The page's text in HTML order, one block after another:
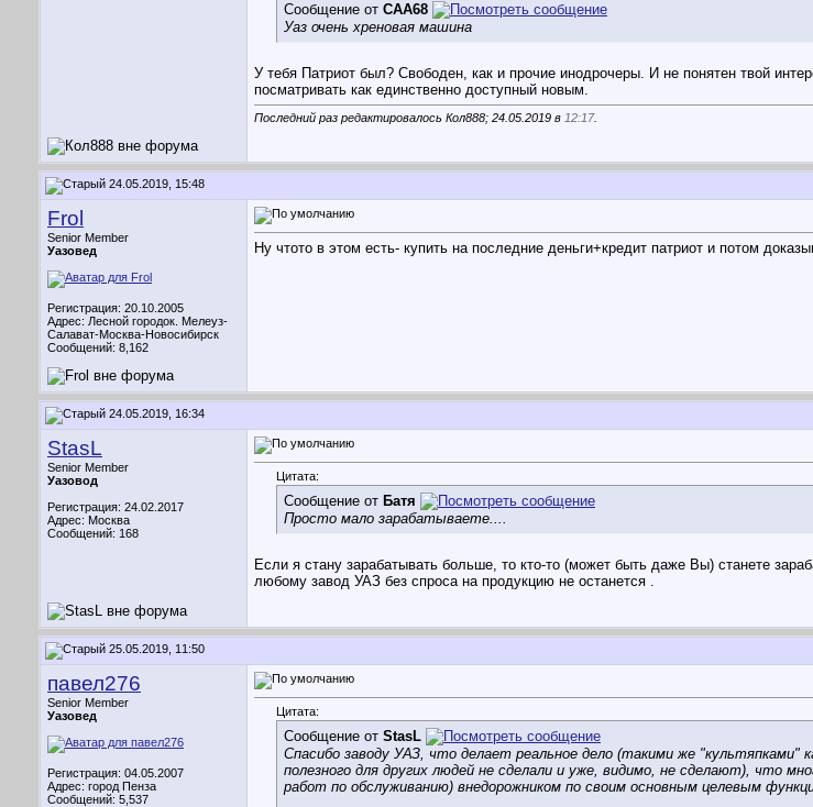
Сообщение от CAA68
Уаз очень хреновая машина
У тебя Патриот был? Свободен, как и прочие инодрочеры. И не понятен твой
посматривать как единственно доступный новым.
Последний раз редактировалось Кол888; 24.05.2019 в 12:17.
24.05.2019, 15:48
Frol
Senior Member
Уазовед
Регистрация: 20.10.2005
Адрес: Лесной городок. Мелеуз-
Салават-Москва-Новосибирск
Сообщений: 8,162
Ну чтото в этом есть- купить на последние деньги+кредит патриот и потом
24.05.2019, 16:34
StasL
Senior Member
Уазовод
Регистрация: 24.02.2017
Адрес: Москва
Сообщений: 168
Цитата:
Сообщение от Батя
Просто мало зарабатываете....
Если я стану зарабатывать больше, то кто-то (может быть даже Вы) станете
любому завод УАЗ без спроса на продукцию не останется .
25.05.2019, 11:50
павел276
Senior Member
Уазовед
Регистрация: 04.05.2007
Адрес: город Пенза
Сообщений: 5,537
Цитата:
Сообщение от StasL
Спасибо заводу УАЗ, что делает реальное дело (такими же
полезного для других людей не сделали и уже, видимо, не сделают), что
работ по обслуживанию) внедорожником по своим основным целевым